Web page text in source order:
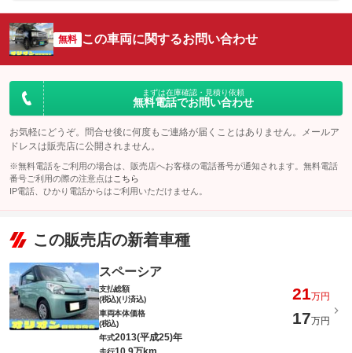
無料 この車両に関するお問い合わせ
まずは在庫確認・見積り依頼
無料電話でお問い合わせ
お気軽にどうぞ。問合せ後に何度もご連絡が届くことはありません。メールア
ドレスは販売店に公開されません。
※無料電話をご利用の場合は、販売店へお客様の電話番号が通知されます。無料電話
番号ご利用の際の注意点は こちら
IP電話、ひかり電話からはご利用いただけません。
この販売店の新着車種
スペーシア
支払総額
(税込)(リ済込)
21万円
車両本体価格
(税込)
17万円
年式2013(平成25)年